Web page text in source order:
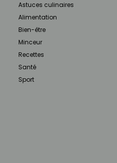
Astuces culinaires
Alimentation
Bien-être
Minceur
Recettes
Santé
Sport